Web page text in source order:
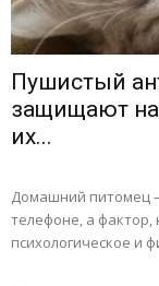
Пушистый
защищают
их...
Домашний питомец
телефоне, а
психологическое и